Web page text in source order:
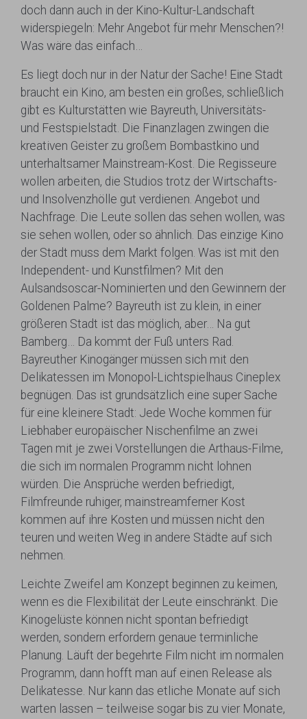
doch dann auch in der Kino-Kultur-Landschaft
widerspiegeln: Mehr Angebot für mehr Menschen?!
Was wäre das einfach…
Es liegt doch nur in der Natur der Sache! Eine Stadt
braucht ein Kino, am besten ein großes, schließlich
gibt es Kulturstätten wie Bayreuth, Universitäts-
und Festspielstadt. Die Finanzlagen zwingen die
kreativen Geister zu großem Bombastkino und
unterhaltsamer Mainstream-Kost. Die Regisseure
wollen arbeiten, die Studios trotz der Wirtschafts-
und Insolvenzhölle gut verdienen. Angebot und
Nachfrage. Die Leute sollen das sehen wollen, was
sie sehen wollen, oder so ähnlich. Das einzige Kino
der Stadt muss dem Markt folgen. Was ist mit den
Independent- und Kunstfilmen? Mit den
Aulsandsoscar-Nominierten und den Gewinnern der
Goldenen Palme? Bayreuth ist zu klein, in einer
größeren Stadt ist das möglich, aber… Na gut
Bamberg… Da kommt der Fuß unters Rad.
Bayreuther Kinogänger müssen sich mit den
Delikatessen im Monopol-Lichtspielhaus Cineplex
begnügen. Das ist grundsätzlich eine super Sache
für eine kleinere Stadt: Jede Woche kommen für
Liebhaber europäischer Nischenfilme an zwei
Tagen mit je zwei Vorstellungen die Arthaus-Filme,
die sich im normalen Programm nicht lohnen
würden. Die Ansprüche werden befriedigt,
Filmfreunde ruhiger, mainstreamferner Kost
kommen auf ihre Kosten und müssen nicht den
teuren und weiten Weg in andere Städte auf sich
nehmen.
Leichte Zweifel am Konzept beginnen zu keimen,
wenn es die Flexibilität der Leute einschränkt. Die
Kinogelüste können nicht spontan befriedigt
werden, sondern erfordern genaue terminliche
Planung. Läuft der begehrte Film nicht im normalen
Programm, dann hofft man auf einen Release als
Delikatesse. Nur kann das etliche Monate auf sich
warten lassen – teilweise sogar bis zu vier Monate,